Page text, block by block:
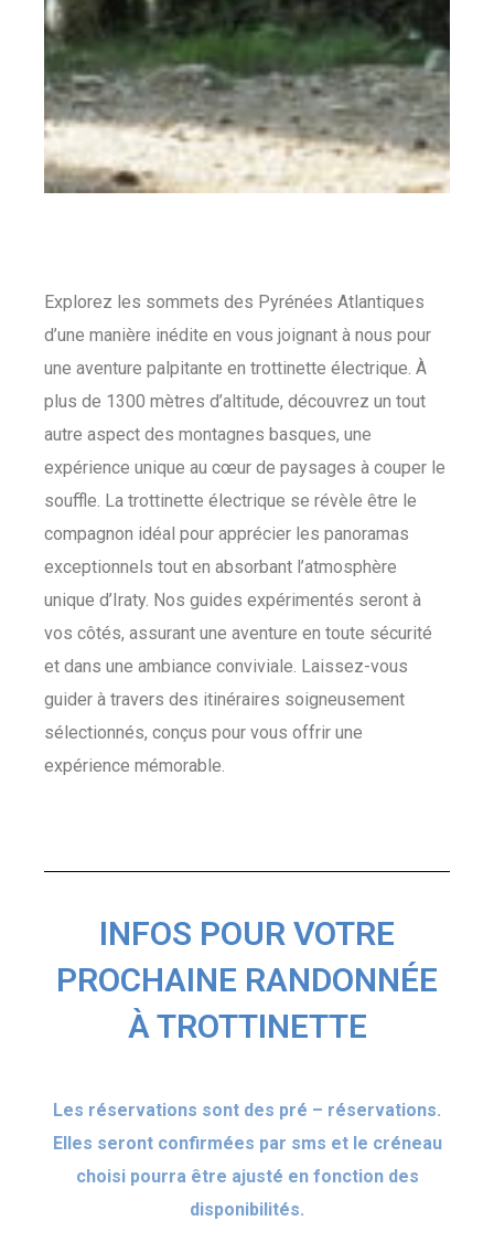
Explorez les sommets des Pyrénées Atlantiques
d’une manière inédite en vous joignant à nous pour
une aventure palpitante en trottinette électrique. À
plus de 1300 mètres d’altitude, découvrez un tout
autre aspect des montagnes basques, une
expérience unique au cœur de paysages à couper le
souffle. La trottinette électrique se révèle être le
compagnon idéal pour apprécier les panoramas
exceptionnels tout en absorbant l’atmosphère
unique d’Iraty. Nos guides expérimentés seront à
vos côtés, assurant une aventure en toute sécurité
et dans une ambiance conviviale. Laissez-vous
guider à travers des itinéraires soigneusement
sélectionnés, conçus pour vous offrir une
expérience mémorable.
INFOS POUR VOTRE
PROCHAINE RANDONNÉE
À TROTTINETTE
Les réservations sont des pré – réservations.
Elles seront confirmées par sms et le créneau
choisi pourra être ajusté en fonction des
disponibilités.